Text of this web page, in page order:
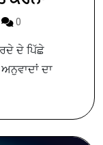
0
ਦੇ ਪਿੱਛੇ
ਦਾ